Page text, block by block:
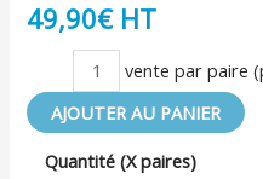
49,90€
quantité
de
Poignées
COGIT
AJOUTER AU PANIER
Quantité (X paires)